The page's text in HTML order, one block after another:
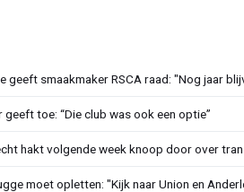
geeft smaakmaker RSCA raad: "Nog jaar
geeft toe: “Die club was ook een optie”
hakt volgende week knoop door over
moet opletten: "Kijk naar Union en